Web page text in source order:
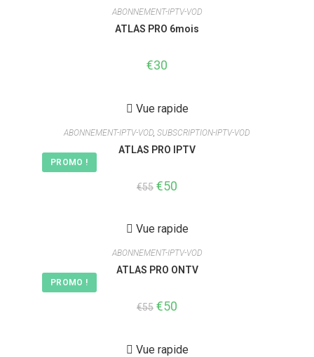
ABONNEMENT-IPTV-VOD
ATLAS PRO 6mois
€30
PROMO !
Vue rapide
ABONNEMENT-IPTV-VOD SUBSCRIPTION-IPTV-VOD
ATLAS PRO IPTV
€55 Le
prix
€55.
€50
€50.
PROMO !
Vue rapide
ABONNEMENT-IPTV-VOD
ATLAS PRO ONTV
€55 Le
prix
€55.
€50
€50.
Vue rapide